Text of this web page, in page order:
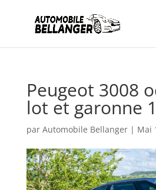
Peugeot 3008
lot et garonne 1
par Automobile Bellanger| Mai